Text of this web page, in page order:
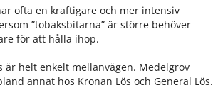
ofta en kraftigare och mer intensiv
”tobaksbitarna” är större behöver
för att hålla ihop.
är helt enkelt mellanvägen. Medelgrov
annat hos Kronan Lös och General Lös.